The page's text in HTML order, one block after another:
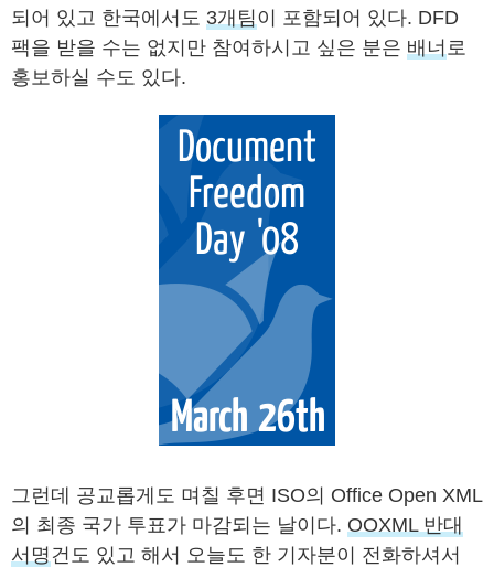
되어 있고 한국에서도 3개팀이 포함되어 있다. DFD
팩을 받을 수는 없지만 참여하시고 싶은 분은 배너 로
홍보하실 수도 있다.
그런데 공교롭게도 며칠 후면 ISO의 Office Open XML
의 최종 국가 투표가 마감되는 날이다. OOXML 반대
서명 건도 있고 해서 오늘도 한 기자분이 전화하셔서